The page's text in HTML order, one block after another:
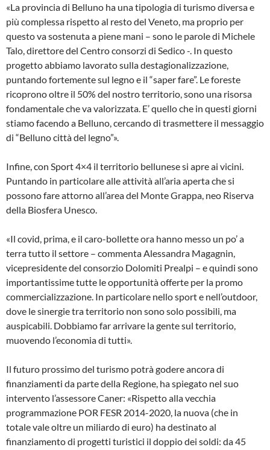
«La provincia di Belluno ha una tipologia di turismo diversa e
più complessa rispetto al resto del Veneto, ma proprio per
questo va sostenuta a piene mani – sono le parole di Michele
Talo, direttore del Centro consorzi di Sedico -. In questo
progetto abbiamo lavorato sulla destagionalizzazione,
puntando fortemente sul legno e il “saper fare”. Le foreste
ricoprono oltre il 50% del nostro territorio, sono una risorsa
fondamentale che va valorizzata. E’ quello che in questi giorni
stiamo facendo a Belluno, cercando di trasmettere il messaggio
di “Belluno città del legno”».
Infine, con Sport 4×4 il territorio bellunese si apre ai vicini.
Puntando in particolare alle attività all’aria aperta che si
possono fare attorno all’area del Monte Grappa, neo Riserva
della Biosfera Unesco.
«Il covid, prima, e il caro-bollette ora hanno messo un po’ a
terra tutto il settore – commenta Alessandra Magagnin,
vicepresidente del consorzio Dolomiti Prealpi – e quindi sono
importantissime tutte le opportunità offerte per la promo
commercializzazione. In particolare nello sport e nell’outdoor,
dove le sinergie tra territorio non sono solo possibili, ma
auspicabili. Dobbiamo far arrivare la gente sul territorio,
muovendo l’economia di tutti».
Il futuro prossimo del turismo potrà godere ancora di
finanziamenti da parte della Regione, ha spiegato nel suo
intervento l’assessore Caner: «Rispetto alla vecchia
programmazione POR FESR 2014-2020, la nuova (che in
totale vale oltre un miliardo di euro) ha destinato al
finanziamento di progetti turistici il doppio dei soldi: da 45